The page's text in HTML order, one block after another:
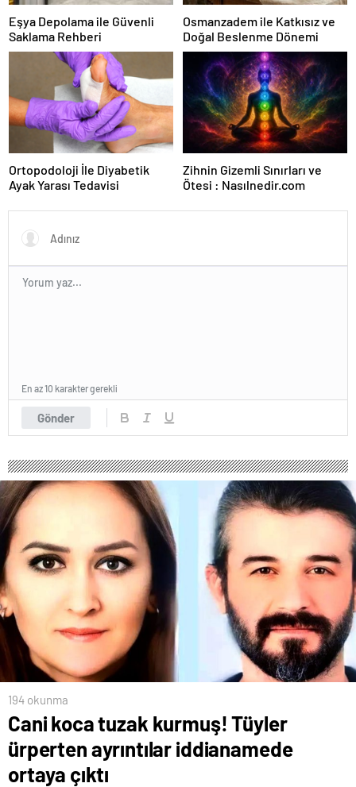
Eşya Depolama ile Güvenli
Saklama Rehberi
Osmanzadem ile Katkısız ve
Doğal Beslenme Dönemi
Ortopodoloji İle Diyabetik
Ayak Yarası Tedavisi
Zihnin Gizemli Sınırları ve
Ötesi : Nasılnedir.com
Gönder
En az 10 karakter gerekli
194 okunma
Cani koca tuzak kurmuş! Tüyler
ürperten ayrıntılar iddianamede
ortaya çıktı